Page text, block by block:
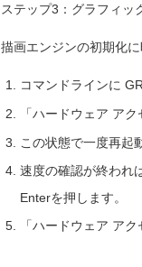
ステップ3：グラフィッ
描画エンジンの初期化
コマンドラインに
「ハードウェア ア
この状態で一度再起
速度の確認が終われ
Enterを押します。
「ハードウェア ア